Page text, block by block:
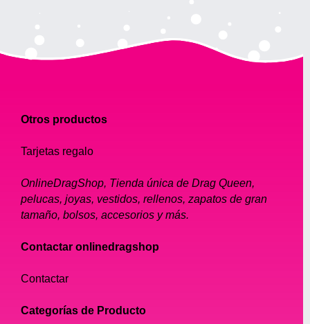
Otros productos
Tarjetas regalo
OnlineDragShop, Tienda única de Drag Queen,
pelucas, joyas, vestidos, rellenos, zapatos de gran
tamaño, bolsos, accesorios y más.
Contactar onlinedragshop
Contactar
Categorías de Producto